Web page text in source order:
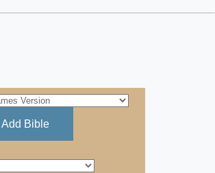
Add Bible